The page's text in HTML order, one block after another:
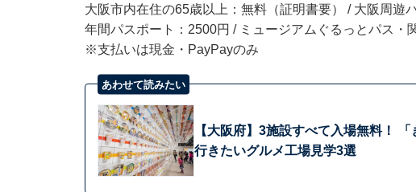
大阪市内在住の65歳以上：無料（証明書要） / 大阪周遊
年間パスポート：2500円 / ミュージアムぐるっとパス・
※支払いは現金・PayPayのみ
あわせて読みたい
【大阪府】3施設すべて入場無料！
行きたいグルメ工場見学3選